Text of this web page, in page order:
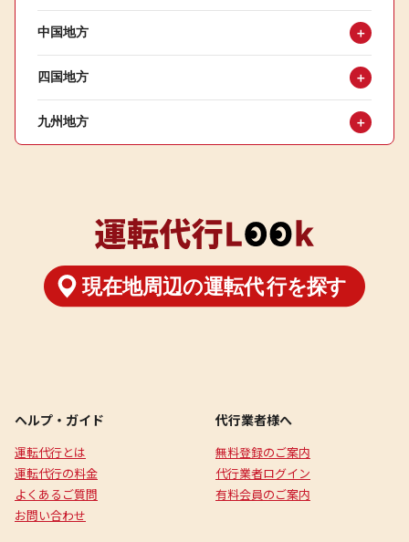
中国地方 ＋
四国地方 ＋
九州地方 ＋
ヘルプ・ガイド
運転代行とは
運転代行の料金
よくあるご質問
お問い合わせ
代行業者様へ
無料登録のご案内
代行業者ログイン
有料会員のご案内